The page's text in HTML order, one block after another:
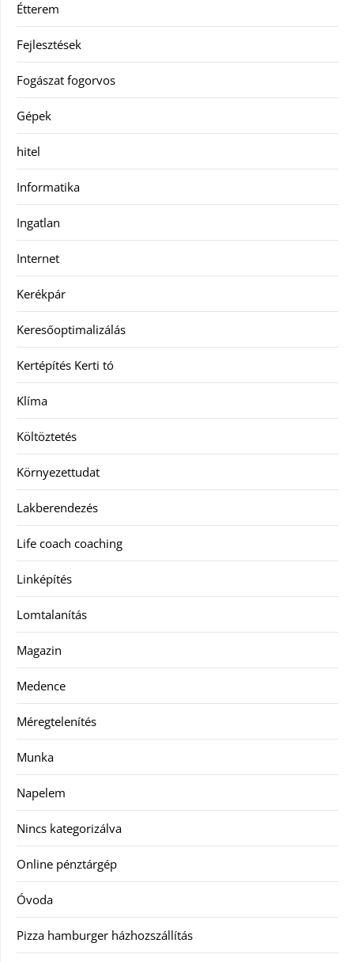
Étterem
Fejlesztések
Fogászat fogorvos
Gépek
hitel
Informatika
Ingatlan
Internet
Kerékpár
Keresőoptimalizálás
Kertépítés Kerti tó
Klíma
Költöztetés
Környezettudat
Lakberendezés
Life coach coaching
Linképítés
Lomtalanítás
Magazin
Medence
Méregtelenítés
Munka
Napelem
Nincs kategorizálva
Online pénztárgép
Óvoda
Pizza hamburger házhozszállítás